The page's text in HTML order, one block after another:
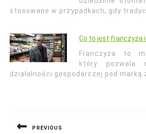
stosowane w przypadkach, gdy
Co to jest franczyza
Franczyza to
który pozwala
działalności gospodarczej pod marką
PREVIOUS